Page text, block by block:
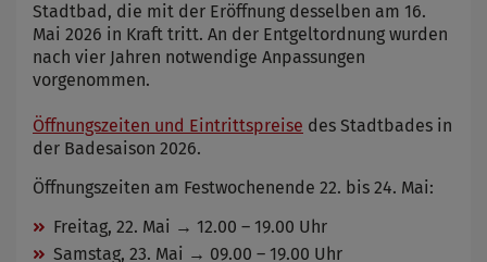
Stadtbad, die mit der Eröffnung desselben am 16.
Mai 2026 in Kraft tritt. An der Entgeltordnung wurden
nach vier Jahren notwendige Anpassungen
vorgenommen.
Öffnungszeiten und Eintrittspreise des Stadtbades in
der Badesaison 2026.
Öffnungszeiten am Festwochenende 22. bis 24. Mai:
Freitag, 22. Mai → 12.00 – 19.00 Uhr
Samstag, 23. Mai → 09.00 – 19.00 Uhr